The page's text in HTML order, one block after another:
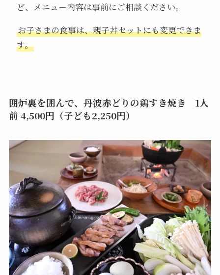
ど、メニュー内容は事前にご相談ください。
お子さまの食事は、親子丼セットにも変更できま
す。
囲炉裏を囲んで、丹波赤どりの鶏すき焼き 1人
前 4,500円（子ども2,250円）